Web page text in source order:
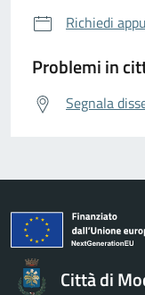
Richiedi
Problemi in
Segnala
Città di